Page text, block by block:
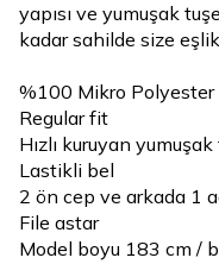
yapısı ve yumuşak
kadar sahilde size
%100 Mikro Polyester
Regular fit
Hızlı kuruyan
Lastikli bel
2 ön cep ve arkada 1
File astar
Model boyu 183 cm /